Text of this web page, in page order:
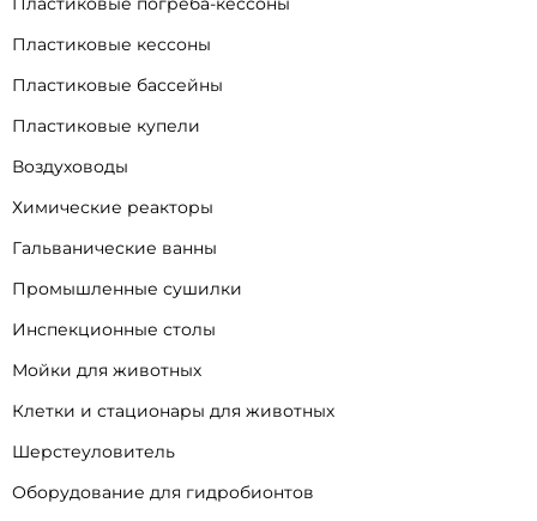
Пластиковые кессоны
Пластиковые бассейны
Пластиковые купели
Воздуховоды
Химические реакторы
Гальванические ванны
Промышленные сушилки
Инспекционные столы
Мойки для животных
Клетки и стационары для животных
Шерстеуловитель
Оборудование для гидробионтов